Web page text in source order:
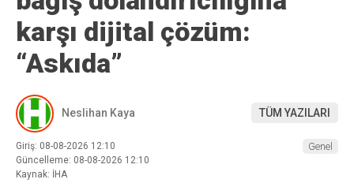
karşı dijital çözüm:
“Askıda”
Neslihan Kaya TÜM YAZILARI
Giriş: 08-08-2026 12:10
Güncelleme: 08-08-2026 12:10
Kaynak: İHA
Genel